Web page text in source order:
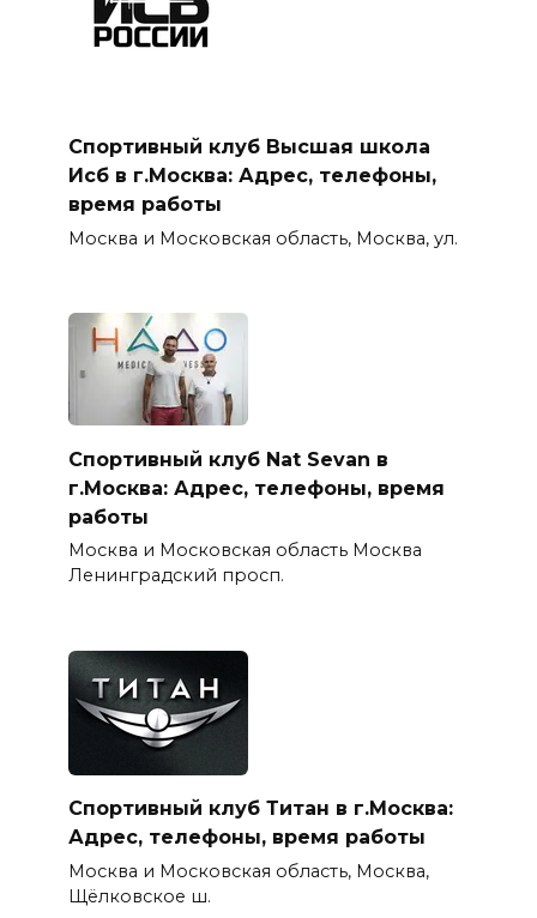
Спортивный клуб Высшая школа
Исб в г.Москва: Адрес, телефоны,
время работы
Москва и Московская область, Москва, ул.
Спортивный клуб Nat Sevan в
г.Москва: Адрес, телефоны, время
работы
Москва и Московская область Москва
Ленинградский просп.
Спортивный клуб Титан в г.Москва:
Адрес, телефоны, время работы
Москва и Московская область, Москва,
Щёлковское ш.